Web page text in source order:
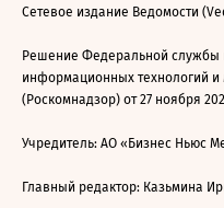
Сетевое издание Ведомости
Решение Федеральной службы
информационных технологий
(Роскомнадзор) от 27 ноября
Учредитель: АО «Бизнес Ньюс
Главный редактор: Казьмина